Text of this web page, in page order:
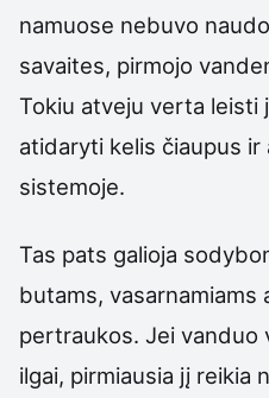
namuose nebuvo
savaites, pirmojo
Tokiu atveju verta leisti
atidaryti kelis čiaupus
sistemoje.
Tas pats galioja
butams, vasarnamiams
pertraukos. Jei vanduo
ilgai, pirmiausia jį reikia